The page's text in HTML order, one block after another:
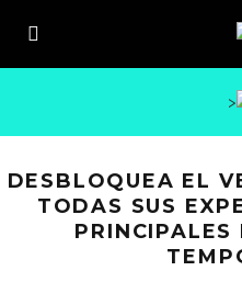
>
DESBLOQUEA EL
TODAS SUS